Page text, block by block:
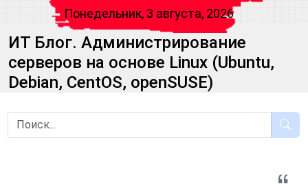
Понедельник, 3 августа, 2026
ИТ Блог. Администрирование
серверов на основе Linux (Ubuntu,
Debian, CentOS, openSUSE)